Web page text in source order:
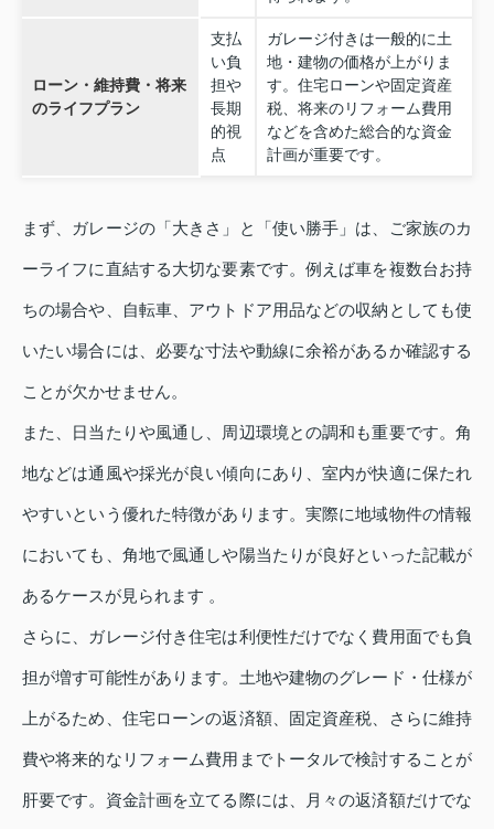
ローン・維持費・将来
のライフプラン
支払
い負
担や
長期
的視
点
ガレージ付きは一般的に土
地・建物の価格が上がりま
す。住宅ローンや固定資産
税、将来のリフォーム費用
などを含めた総合的な資金
計画が重要です。
まず、ガレージの「大きさ」と「使い勝手」は、ご家族のカ
ーライフに直結する大切な要素です。例えば車を複数台お持
ちの場合や、自転車、アウトドア用品などの収納としても使
いたい場合には、必要な寸法や動線に余裕があるか確認する
ことが欠かせません。
また、日当たりや風通し、周辺環境との調和も重要です。角
地などは通風や採光が良い傾向にあり、室内が快適に保たれ
やすいという優れた特徴があります。実際に地域物件の情報
においても、角地で風通しや陽当たりが良好といった記載が
あるケースが見られます 。
さらに、ガレージ付き住宅は利便性だけでなく費用面でも負
担が増す可能性があります。土地や建物のグレード・仕様が
上がるため、住宅ローンの返済額、固定資産税、さらに維持
費や将来的なリフォーム費用までトータルで検討することが
肝要です。資金計画を立てる際には、月々の返済額だけでな